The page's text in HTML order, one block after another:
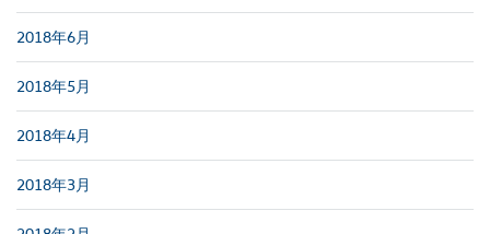
2018年6月
2018年5月
2018年4月
2018年3月